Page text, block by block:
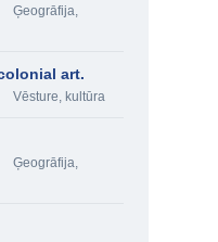
Ģeogrāfija,
art.
Vēsture, kultūra
Ģeogrāfija,